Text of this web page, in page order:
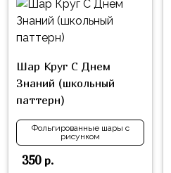
Шар Круг С Днем
Знаний (школьный
паттерн)
Фольгированные шары с
рисунком
350р.
сюрприз
Бизнес
Индивидуальная
надпись
на
Буквы
Товары
Динозавры
Принцессы
Микки
и
Минни
Спорт
Для